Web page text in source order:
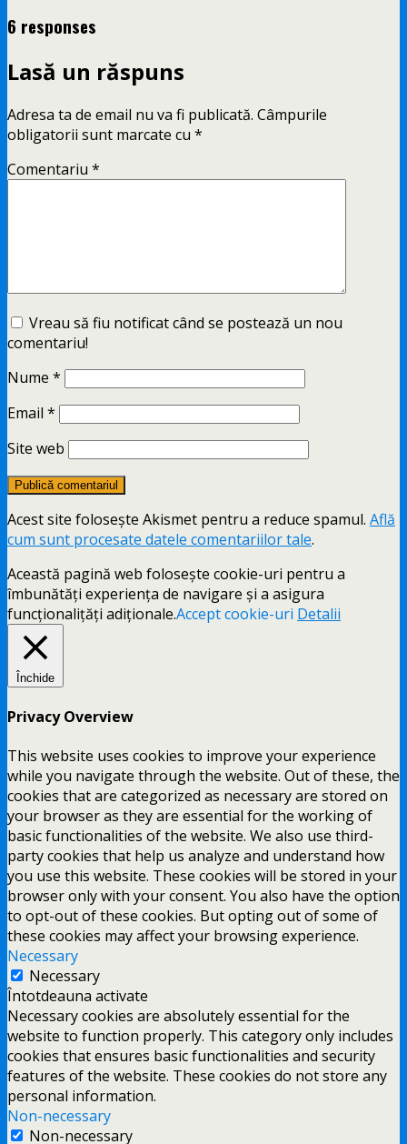
6 responses
Lasă un răspuns
Adresa ta de email nu va fi publicată. Câmpurile
obligatorii sunt marcate cu *
Comentariu *
Vreau să fiu notificat când se postează un nou
comentariu!
Nume *
Email *
Site web
Acest site folosește Akismet pentru a reduce spamul. Află
cum sunt procesate datele comentariilor tale.
Această pagină web folosește cookie-uri pentru a
îmbunătăți experiența de navigare și a asigura
funcționalițăți adiționale.Accept cookie-uri Detalii
Închide
Privacy Overview
This website uses cookies to improve your experience
while you navigate through the website. Out of these, the
cookies that are categorized as necessary are stored on
your browser as they are essential for the working of
basic functionalities of the website. We also use third-
party cookies that help us analyze and understand how
you use this website. These cookies will be stored in your
browser only with your consent. You also have the option
to opt-out of these cookies. But opting out of some of
these cookies may affect your browsing experience.
Necessary
Necessary
Întotdeauna activate
Necessary cookies are absolutely essential for the
website to function properly. This category only includes
cookies that ensures basic functionalities and security
features of the website. These cookies do not store any
personal information.
Non-necessary
Non-necessary